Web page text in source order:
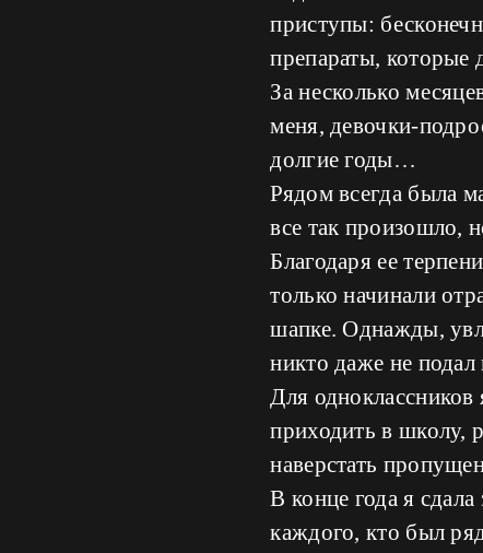
приступы:
препараты, которые
За несколько
меня, девочки-
долгие годы…
Рядом всегда была
все так произошло,
Благодаря ее
только начинали
шапке. Однажды,
никто даже не
Для
приходить в школу,
наверстать
В конце года я
каждого, кто был